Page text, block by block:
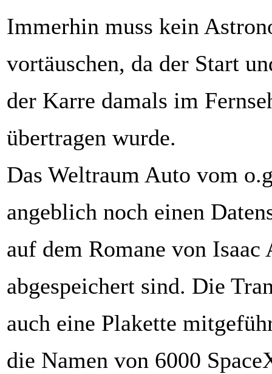
Immerhin muss kein
vortäuschen, da der Start
der Karre damals im
übertragen wurde.
Das Weltraum Auto vom
angeblich noch einen
auf dem Romane von Isaac
abgespeichert sind. Die
auch eine Plakette
die Namen von 6000